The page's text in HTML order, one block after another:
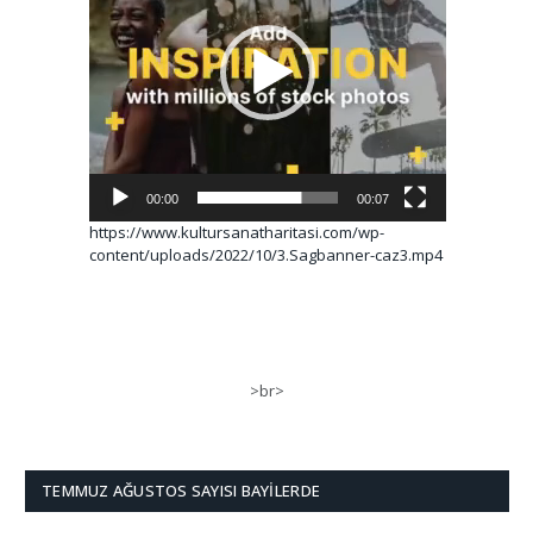
00:00 00:07
https://www.kultursanatharitasi.com/wp-
content/uploads/2022/10/3.Sagbanner-caz3.mp4
>br>
TEMMUZ AĞUSTOS SAYISI BAYILERDE